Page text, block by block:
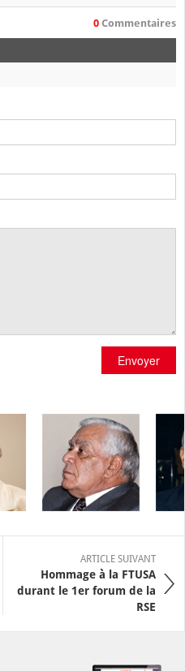
0 Commentaires
Envoyer
ARTICLE SUIVANT
Hommage à la FTUSA
durant le 1er forum de la
RSE